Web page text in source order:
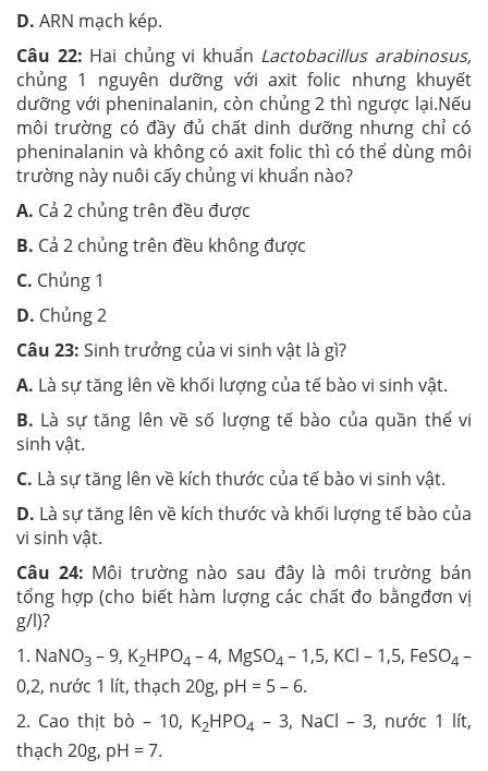
D. ARN mạch kép.
Câu 22: Hai chủng vi khuẩn Lactobacillus arabinosus,
chủng 1 nguyên dưỡng với axit folic nhưng khuyết
dưỡng với pheninalanin, còn chủng 2 thì ngược lại.Nếu
môi trường có đầy đủ chất dinh dưỡng nhưng chỉ có
pheninalanin và không có axit folic thì có thể dùng môi
trường này nuôi cấy chủng vi khuẩn nào?
A. Cả 2 chủng trên đều được
B. Cả 2 chủng trên đều không được
C. Chủng 1
D. Chủng 2
Câu 23: Sinh trưởng của vi sinh vật là gì?
A. Là sự tăng lên về khối lượng của tế bào vi sinh vật.
B. Là sự tăng lên về số lượng tế bào của quần thể vi
sinh vật.
C. Là sự tăng lên về kích thước của tế bào vi sinh vật.
D. Là sự tăng lên về kích thước và khối lượng tế bào của
vi sinh vật.
Câu 24: Môi trường nào sau đây là môi trường bán
tổng hợp (cho biết hàm lượng các chất đo bằngđơn vị
g/l)?
1. NaNO3 – 9, K2HPO4 – 4, MgSO4 – 1,5, KCl – 1,5, FeSO4 –
0,2, nước 1 lít, thạch 20g, pH = 5 – 6.
2. Cao thịt bò – 10, K2HPO4 – 3, NaCl – 3, nước 1 lít,
thạch 20g, pH = 7.